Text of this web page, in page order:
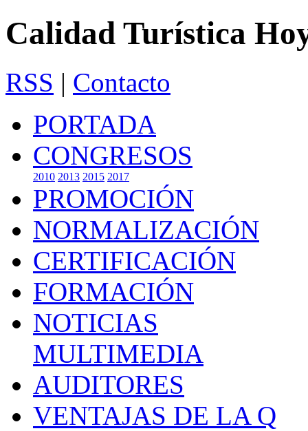
Calidad Turística
RSS | Contacto
PORTADA
CONGRESOS
2010 2013 2015 2017
PROMOCIÓN
NORMALIZACIÓN
CERTIFICACIÓN
FORMACIÓN
NOTICIAS
MULTIMEDIA
AUDITORES
VENTAJAS DE LA Q